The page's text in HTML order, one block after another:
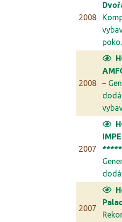
2008
2008
–
2007
*****
2007